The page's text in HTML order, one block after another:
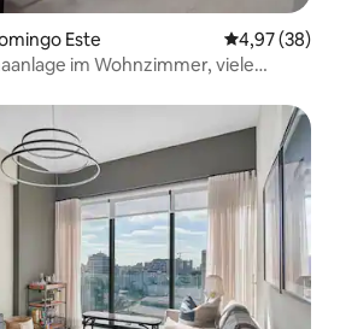
Este
4,97 (38)
im Wohnzimmer, viele